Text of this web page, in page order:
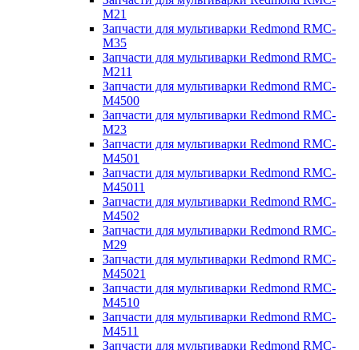
M21
Запчасти для мультиварки Redmond RMC-
M35
Запчасти для мультиварки Redmond RMC-
M211
Запчасти для мультиварки Redmond RMC-
M4500
Запчасти для мультиварки Redmond RMC-
M23
Запчасти для мультиварки Redmond RMC-
M4501
Запчасти для мультиварки Redmond RMC-
M45011
Запчасти для мультиварки Redmond RMC-
M4502
Запчасти для мультиварки Redmond RMC-
M29
Запчасти для мультиварки Redmond RMC-
M45021
Запчасти для мультиварки Redmond RMC-
M4510
Запчасти для мультиварки Redmond RMC-
M4511
Запчасти для мультиварки Redmond RMC-